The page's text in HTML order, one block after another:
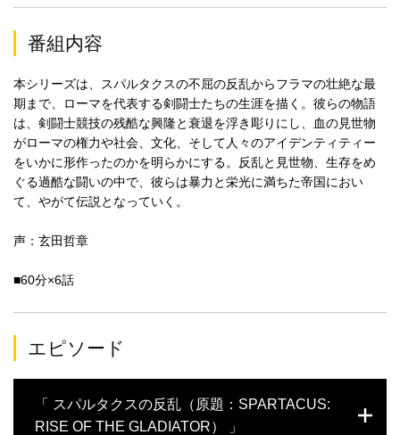
番組内容
本シリーズは、スパルタクスの不屈の反乱からフラマの壮絶な最
期まで、ローマを代表する剣闘士たちの生涯を描く。彼らの物語
は、剣闘士競技の残酷な興隆と衰退を浮き彫りにし、血の見世物
がローマの権力や社会、文化、そして人々のアイデンティティー
をいかに形作ったのかを明らかにする。反乱と見世物、生存をめ
ぐる過酷な闘いの中で、彼らは暴力と栄光に満ちた帝国におい
て、やがて伝説となっていく。
声：玄田哲章
■60分×6話
エピソード
「 スパルタクスの反乱（原題：SPARTACUS:
RISE OF THE GLADIATOR） 」